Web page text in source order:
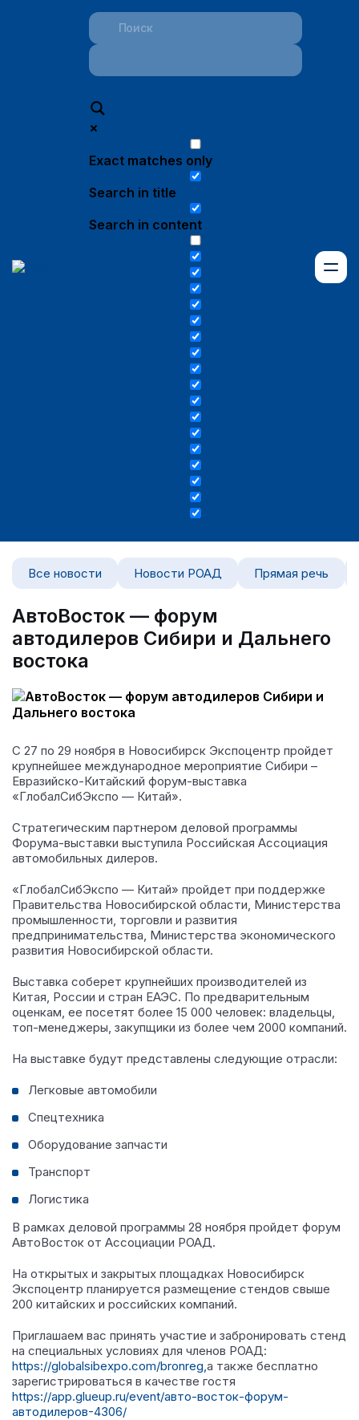
Exact matches only
Search in title
Search in content
Все новости Новости РОАД Прямая речь
АвтоВосток — форум
автодилеров Сибири и Дальнего
востока
С 27 по 29 ноября в Новосибирск Экспоцентр пройдет
крупнейшее международное мероприятие Сибири –
Евразийско-Китайский форум-выставка
«ГлобалСибЭкспо — Китай».
Стратегическим партнером деловой программы
Форума-выставки выступила Российская Ассоциация
автомобильных дилеров.
«ГлобалСибЭкспо — Китай» пройдет при поддержке
Правительства Новосибирской области, Министерства
промышленности, торговли и развития
предпринимательства, Министерства экономического
развития Новосибирской области.
Выставка соберет крупнейших производителей из
Китая, России и стран ЕАЭС. По предварительным
оценкам, ее посетят более 15 000 человек: владельцы,
топ-менеджеры, закупщики из более чем 2000 компаний.
На выставке будут представлены следующие отрасли:
Легковые автомобили
Спецтехника
⁠Оборудование запчасти
Транспорт
Логистика
В рамках деловой программы 28 ноября пройдет форум
АвтоВосток от Ассоциации РОАД.
На открытых и закрытых площадках Новосибирск
Экспоцентр планируется размещение стендов свыше
200 китайских и российских компаний.
Приглашаем вас принять участие и забронировать стенд
на специальных условиях для членов РОАД:
https://globalsibexpo.com/bronreg,а также бесплатно
зарегистрироваться в качестве гостя
https://app.glueup.ru/event/авто-восток-форум-
автодилеров-4306/